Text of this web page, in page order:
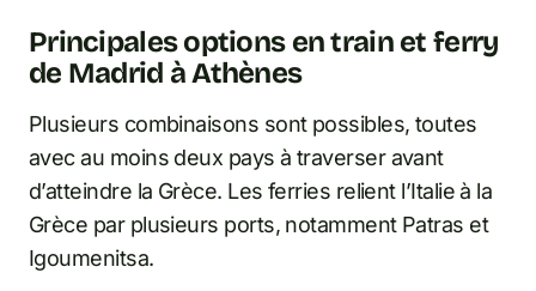
Principales options en train et ferry
de Madrid à Athènes
Plusieurs combinaisons sont possibles, toutes
avec au moins deux pays à traverser avant
d’atteindre la Grèce. Les ferries relient l’Italie à la
Grèce par plusieurs ports, notamment Patras et
Igoumenitsa.